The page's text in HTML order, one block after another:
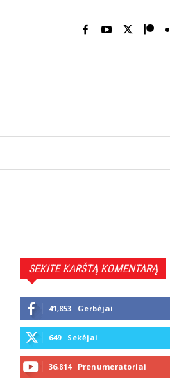
SEKITE KARŠTĄ KOMENTARĄ
41,853 Gerbėjai
649 Sekėjai
36,814 Prenumeratoriai